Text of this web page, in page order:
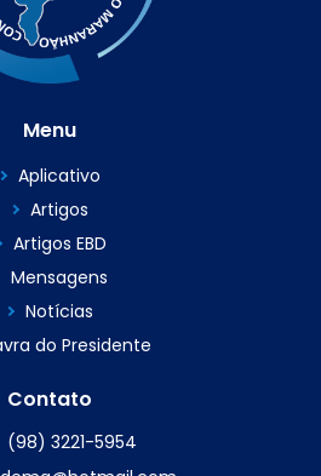
Menu
Aplicativo
Artigos
Artigos EBD
Mensagens
Notícias
do Presidente
Contato
(98) 3221-5954